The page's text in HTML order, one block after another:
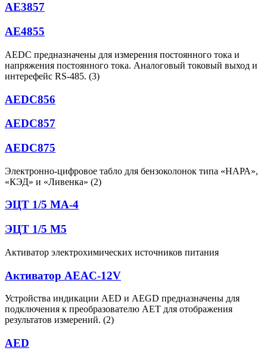
АЕ3857
АЕ4855
AEDC предназначены для измерения постоянного тока и
напряжения постоянного тока. Аналоговый токовый выход и
интерефейс RS-485. (3)
AEDC856
AEDC857
AEDC875
Электронно-цифровое табло для бензоколонок типа «НАРА»,
«КЭД» и «Ливенка» (2)
ЭЦТ 1/5 МА-4
ЭЦТ 1/5 М5
Активатор электрохимических источников питания
Активатор AEAC-12V
Устройства индикации AED и АЕGD предназначены для
подключения к преобразователю АЕТ для отображения
результатов измерений. (2)
AED